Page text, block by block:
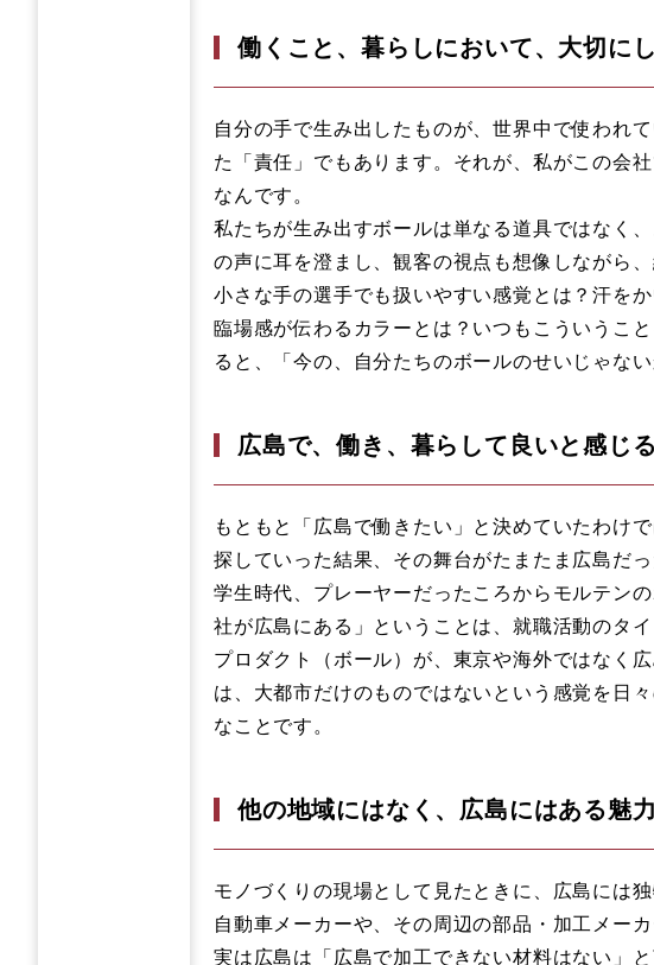
働くこと、暮らしにおいて、大切に
自分の手で生み出したものが、世界中で使われ
た「責任」でもあります。それが、私がこの会
なんです。
私たちが生み出すボールは単なる道具ではなく
の声に耳を澄まし、観客の視点も想像しながら、
小さな手の選手でも扱いやすい感覚とは？汗を
臨場感が伝わるカラーとは？いつもこういうこ
ると、「今の、自分たちのボールのせいじゃな
広島で、働き、暮らして良いと感じ
もともと「広島で働きたい」と決めていたわけ
探していった結果、その舞台がたまたま広島だっ
学生時代、プレーヤーだったころからモルテン
社が広島にある」ということは、就職活動のタ
プロダクト（ボール）が、東京や海外ではなく
は、大都市だけのものではないという感覚を日
なことです。
他の地域にはなく、広島にはある魅力
モノづくりの現場として見たときに、広島には
自動車メーカーや、その周辺の部品・加工メー
実は広島は「広島で加工できない材料はない」